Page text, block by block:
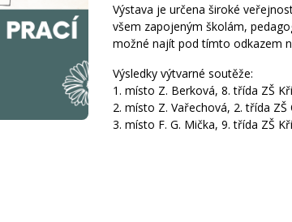
Výstava je určena široké
všem zapojeným školám,
možné najít podtímto odkazem
Výsledky výtvarné soutěže:
1. místo Z. Berková, 8. třída ZŠ
2. místo Z. Vařechová, 2. třída ZŠ
3. místo F. G. Mička, 9. třída ZŠ